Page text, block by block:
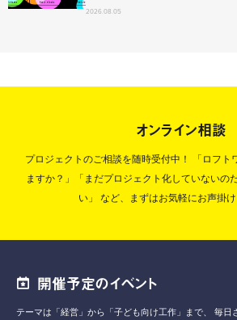
2026.08.05
オンライン相談
プロジェクトのご相談を随時受付中！
「ロフト
ますか？」「まだプロジェクト化していないの
い」
など、まずはお気軽にお声掛け
開催予定のイベント
テーマは「経営」から「子ども向け工作」まで、
毎日